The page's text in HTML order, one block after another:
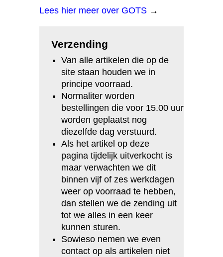
Lees hier meer over GOTS →
Verzending
Van alle artikelen die op de
site staan houden we in
principe voorraad.
Normaliter worden
bestellingen die voor 15.00 uur
worden geplaatst nog
diezelfde dag verstuurd.
Als het artikel op deze
pagina tijdelijk uitverkocht is
maar verwachten we dit
binnen vijf of zes werkdagen
weer op voorraad te hebben,
dan stellen we de zending uit
tot we alles in een keer
kunnen sturen.
Sowieso nemen we even
contact op als artikelen niet